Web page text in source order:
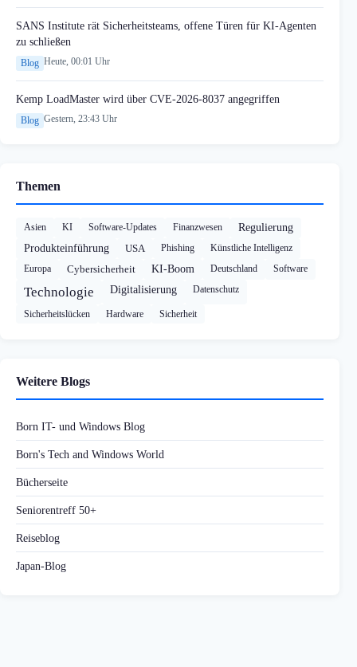
SANS Institute rät Sicherheitsteams, offene Türen für KI-Agenten
zu schließen
Blog Heute, 00:01 Uhr
Kemp LoadMaster wird über CVE-2026-8037 angegriffen
Blog Gestern, 23:43 Uhr
Themen
Asien KI Software-Updates Finanzwesen
Regulierung
Produkteinführung
USA Phishing
Künstliche Intelligenz
Europa
Cybersicherheit KI-Boom Deutschland Software
Technologie Digitalisierung Datenschutz
Sicherheitslücken Hardware Sicherheit
Weitere Blogs
Born IT- und Windows Blog
Born's Tech and Windows World
Bücherseite
Seniorentreff 50+
Reiseblog
Japan-Blog